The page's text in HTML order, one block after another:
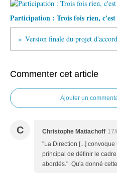
Participation : Trois fois rien,
Commenter cet article
Ajouter un
C Christophe Matiachoff
"La Direction [...]
principal de définir le
abordés.". Qu'a donné